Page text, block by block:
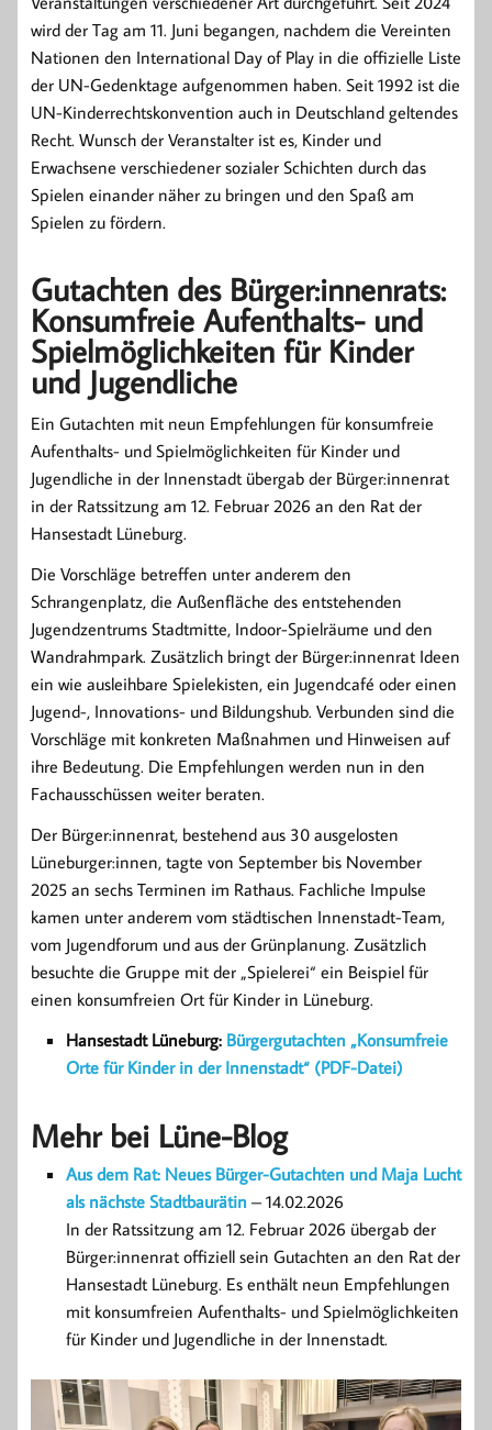
wird der Tag am 11. Juni begangen, nachdem die Vereinten
Nationen den International Day of Play in die offizielle Liste
der UN-Gedenktage aufgenommen haben. Seit 1992 ist die
UN-Kinderrechtskonvention auch in Deutschland geltendes
Recht. Wunsch der Veranstalter ist es, Kinder und
Erwachsene verschiedener sozialer Schichten durch das
Spielen einander näher zu bringen und den Spaß am
Spielen zu fördern.
Gutachten des Bürger:innenrats:
Konsumfreie Aufenthalts- und
Spielmöglichkeiten für Kinder
und Jugendliche
Ein Gutachten mit neun Empfehlungen für konsumfreie
Aufenthalts- und Spielmöglichkeiten für Kinder und
Jugendliche in der Innenstadt übergab der Bürger:innenrat
in der Ratssitzung am 12. Februar 2026 an den Rat der
Hansestadt Lüneburg.
Die Vorschläge betreffen unter anderem den
Schrangenplatz, die Außenfläche des entstehenden
Jugendzentrums Stadtmitte, Indoor-Spielräume und den
Wandrahmpark. Zusätzlich bringt der Bürger:innenrat Ideen
ein wie ausleihbare Spielekisten, ein Jugendcafé oder einen
Jugend-, Innovations- und Bildungshub. Verbunden sind die
Vorschläge mit konkreten Maßnahmen und Hinweisen auf
ihre Bedeutung. Die Empfehlungen werden nun in den
Fachausschüssen weiter beraten.
Der Bürger:innenrat, bestehend aus 30 ausgelosten
Lüneburger:innen, tagte von September bis November
2025 an sechs Terminen im Rathaus. Fachliche Impulse
kamen unter anderem vom städtischen Innenstadt-Team,
vom Jugendforum und aus der Grünplanung. Zusätzlich
besuchte die Gruppe mit der „Spielerei“ ein Beispiel für
einen konsumfreien Ort für Kinder in Lüneburg.
Hansestadt Lüneburg: Bürgergutachten „Konsumfreie
Orte für Kinder in der Innenstadt“ (PDF-Datei)
Mehr bei Lüne-Blog
Aus dem Rat: Neues Bürger-Gutachten und Maja Lucht
als nächste Stadtbaurätin – 14.02.2026
In der Ratssitzung am 12. Februar 2026 übergab der
Bürger:innenrat offiziell sein Gutachten an den Rat der
Hansestadt Lüneburg. Es enthält neun Empfehlungen
mit konsumfreien Aufenthalts- und Spielmöglichkeiten
für Kinder und Jugendliche in der Innenstadt.